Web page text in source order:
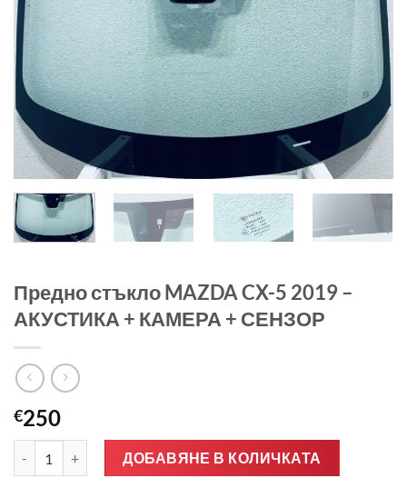
Предно стъкло MAZDA CX-5 2019 –
АКУСТИКА + КАМЕРА + СЕНЗОР
€250
количество за Предно стъкло MAZDA CX-5 2019 -
ДОБАВЯНЕ В КОЛИЧКАТА